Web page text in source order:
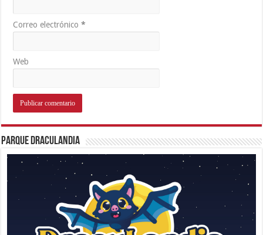
Correo electrónico*
Web
Parque Draculandia